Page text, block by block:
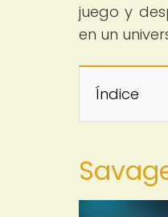
juego y
en un
Índice